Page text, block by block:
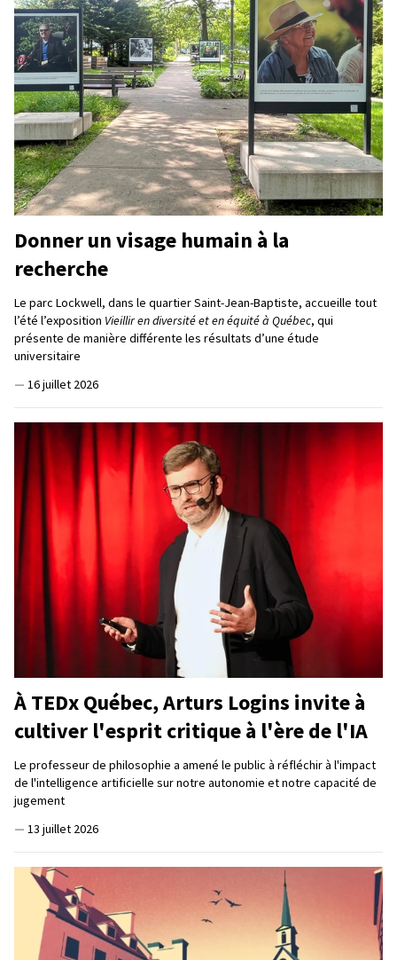
Donner un visage humain à la
recherche
Le parc Lockwell, dans le quartier Saint-Jean-Baptiste, accueille tout
l’été l’exposition Vieillir en diversité et en équité à Québec, qui
présente de manière différente les résultats d’une étude
universitaire
— 16 juillet 2026
À TEDx Québec, Arturs Logins invite à
cultiver l'esprit critique à l'ère de l'IA
Le professeur de philosophie a amené le public à réfléchir à l'impact
de l'intelligence artificielle sur notre autonomie et notre capacité de
jugement
— 13 juillet 2026